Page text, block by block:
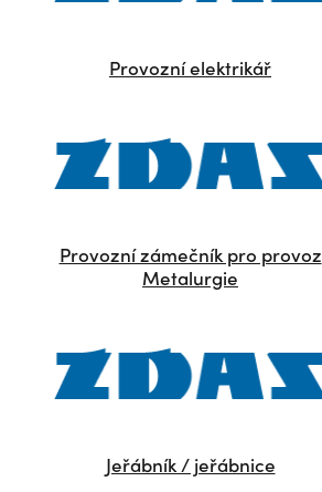
Provozní elektrikář
Provozní zámečník pro provoz
Metalurgie
Jeřábník / jeřábnice